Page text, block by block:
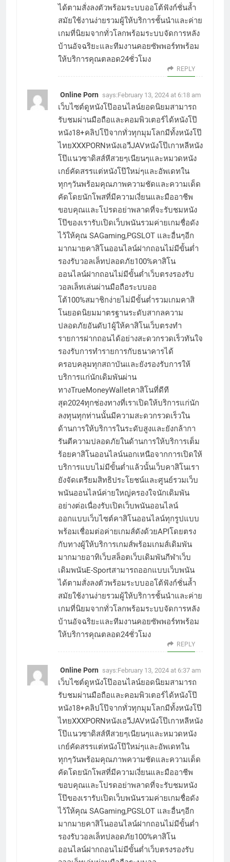
ได้ตามสั่งลงตัวพร้อมระบบออโต้ฟังก์ชั่นล้ำ
สมัยใช้งานง่ายรวมผู้ให้บริการชั้นนำและค่าย
เกมที่นิยมจากทั่วโลกพร้อมระบบจัดการหลัง
บ้านอัจฉริยะและทีมงานคอยซัพพอร์ทพร้อม
ให้บริการคุณตลอด24ชั่วโมง
REPLY
Online Porn says:February 13, 2024 at 6:18 am
เว็บไซต์ดูหนังโป๊ออนไลน์ยอดนิยมสามารถ
รับชมผ่านมือถือและคอมพิวเตอร์ได้หนังโป๊
หนัง18+คลิปโป๊จากทั่วทุกมุมโลกมีทั้งหนังโป๊
ไทยXXXPORNหนังเอวีJAVหนังโป๊เกาหลีหนัง
โป๊แนวซาดิสส์หีสวยๆเนียนๆและหมวดหนัง
เกย์คัดสรรแต่หนังโป๊ใหม่ๆและอัพเดทใน
ทุกๆวันพร้อมคุณภาพความชัดและความเด็ด
คัดโดยนักโพสที่มีความเงี่ยนและมืออาชีพ
ขอบคุณและโปรดอย่าพลาดที่จะรับชมหนัง
โป๊ของเรารับเปิดเว็บพนันรวมค่ายเกมชื่อดัง
ไว้ให้คุณ SAGaming,PGSLOT และอื่นๆอีก
มากมายคาสิโนออนไลน์ฝากถอนไม่มีขั้นต่ำ
รองรับวอลเล็ทปลอดภัย100%คาสิโน
ออนไลน์ฝากถอนไม่มีขั้นต่ำเว็บตรงรองรับ
วอลเล็ทเล่นผ่านมือถือระบบออ
โต้100%สมาชิกง่ายไม่มีขั้นต่ำรวมเกมคาสิ
โนยอดนิยมมาตรฐานระดับสากลความ
ปลอดภัยอันดับ1ผู้ให้คาสิโนเว็บตรงทำ
รายการฝากถอนได้อย่างสะดวกรวดเร็วทันใจ
รองรับการทำรายการกับธนาคารได้
ครอบคลุมทุกสถาบันและยังรองรับการให้
บริการแก่นักเดิมพันผ่าน
ทางTrueMoneyWalletคาสิโนที่ดีที
สุด2024ทุกช่องทางที่เราเปิดให้บริการแก่นัก
ลงทุนทุกท่านนั้นมีความสะดวกรวดเร็วใน
ด้านการให้บริการในระดับสูงและยังกล้ากา
รันตีความปลอดภัยในด้านการให้บริการเต็ม
ร้อยคาสิโนออนไลน์นอกเหนือจากการเปิดให้
บริการแบบไม่มีขั้นต่ำแล้วนั้นเว็บคาสิโนเรา
ยังจัดเตรียมสิทธิประโยชน์และศูนย์รวมเว็บ
พนันออนไลน์ค่ายใหญ่ครองใจนักเดิมพัน
อย่างต่อเนื่องรับเปิดเว็บพนันออนไลน์
ออกแบบเว็บไซต์คาสิโนออนไลน์ทุกรูปแบบ
พร้อมเชื่อมต่อค่ายเกมส์ดังด้วยAPIโดยตรง
กับทางผู้ให้บริการเกมส์พร้อมเกมส์เดิมพัน
มากมายอาทิเว็บสล็อตเว็บเดิมพันกีฬาเว็บ
เดิมพนันE-Sportสามารถออกแบบเว็บพนัน
ได้ตามสั่งลงตัวพร้อมระบบออโต้ฟังก์ชั่นล้ำ
สมัยใช้งานง่ายรวมผู้ให้บริการชั้นนำและค่าย
เกมที่นิยมจากทั่วโลกพร้อมระบบจัดการหลัง
บ้านอัจฉริยะและทีมงานคอยซัพพอร์ทพร้อม
ให้บริการคุณตลอด24ชั่วโมง
REPLY
Online Porn says:February 13, 2024 at 6:37 am
เว็บไซต์ดูหนังโป๊ออนไลน์ยอดนิยมสามารถ
รับชมผ่านมือถือและคอมพิวเตอร์ได้หนังโป๊
หนัง18+คลิปโป๊จากทั่วทุกมุมโลกมีทั้งหนังโป๊
ไทยXXXPORNหนังเอวีJAVหนังโป๊เกาหลีหนัง
โป๊แนวซาดิสส์หีสวยๆเนียนๆและหมวดหนัง
เกย์คัดสรรแต่หนังโป๊ใหม่ๆและอัพเดทใน
ทุกๆวันพร้อมคุณภาพความชัดและความเด็ด
คัดโดยนักโพสที่มีความเงี่ยนและมืออาชีพ
ขอบคุณและโปรดอย่าพลาดที่จะรับชมหนัง
โป๊ของเรารับเปิดเว็บพนันรวมค่ายเกมชื่อดัง
ไว้ให้คุณ SAGaming,PGSLOT และอื่นๆอีก
มากมายคาสิโนออนไลน์ฝากถอนไม่มีขั้นต่ำ
รองรับวอลเล็ทปลอดภัย100%คาสิโน
ออนไลน์ฝากถอนไม่มีขั้นต่ำเว็บตรงรองรับ